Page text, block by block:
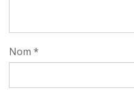
Nom *